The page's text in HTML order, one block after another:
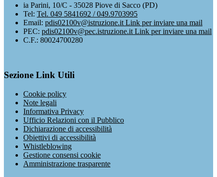
ia Parini, 10/C - 35028 Piove di Sacco (PD)
Tel: Tel. 049 5841692 / 049.9703995
Email: pdis02100v@istruzione.it Link per inviare una mail
PEC: pdis02100v@pec.istruzione.it Link per inviare una mail
C.F.: 80024700280
Sezione Link Utili
Cookie policy
Note legali
Informativa Privacy
Ufficio Relazioni con il Pubblico
Dichiarazione di accessibilità
Obiettivi di accessibilità
Whistleblowing
Gestione consensi cookie
Amministrazione trasparente